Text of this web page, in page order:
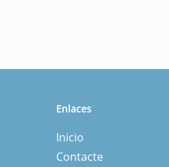
Enlaces
Inicio
Contacte